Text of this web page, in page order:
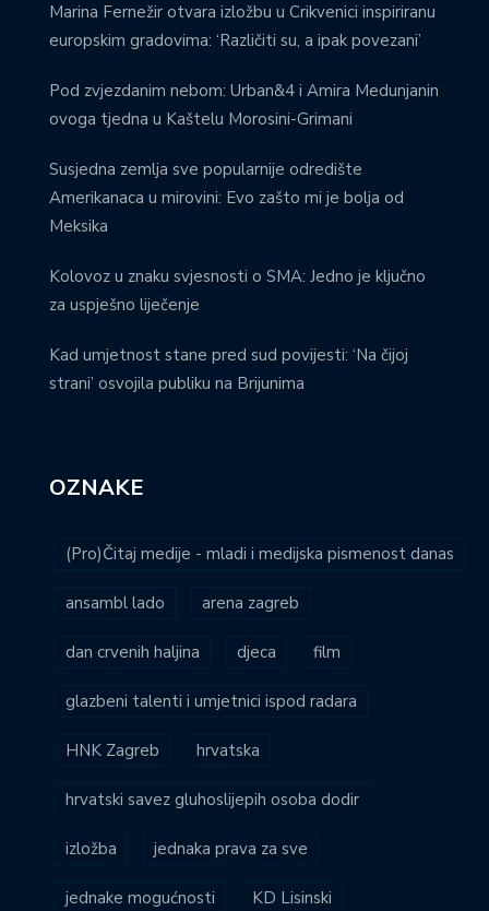
Marina Fernežir otvara izložbu u Crikvenici inspiriranu
europskim gradovima: ‘Različiti su, a ipak povezani’
Pod zvjezdanim nebom: Urban&4 i Amira Medunjanin
ovoga tjedna u Kaštelu Morosini-Grimani
Susjedna zemlja sve popularnije odredište
Amerikanaca u mirovini: Evo zašto mi je bolja od
Meksika
Kolovoz u znaku svjesnosti o SMA: Jedno je ključno
za uspješno liječenje
Kad umjetnost stane pred sud povijesti: ‘Na čijoj
strani’ osvojila publiku na Brijunima
OZNAKE
(Pro)Čitaj medije - mladi i medijska pismenost danas
ansambl lado arena zagreb
dan crvenih haljina djeca film
glazbeni talenti i umjetnici ispod radara
HNK Zagreb hrvatska
hrvatski savez gluhoslijepih osoba dodir
izložba jednaka prava za sve
jednake mogućnosti KD Lisinski